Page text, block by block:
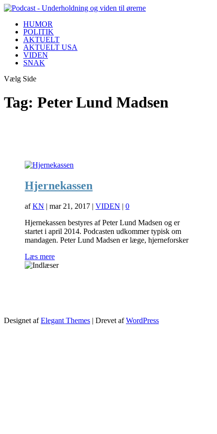
HUMOR
POLITIK
AKTUELT
AKTUELT USA
VIDEN
SNAK
Vælg Side
Tag: Peter Lund Madsen
Hjernekassen
afKN |mar 21, 2017 |VIDEN |0
Hjernekassen bestyres af Peter Lund Madsen og er
startet i april 2014. Podcasten udkommer typisk om
mandagen. Peter Lund Madsen er læge, hjerneforsker
Læs mere
Designet afElegant Themes | Drevet afWordPress